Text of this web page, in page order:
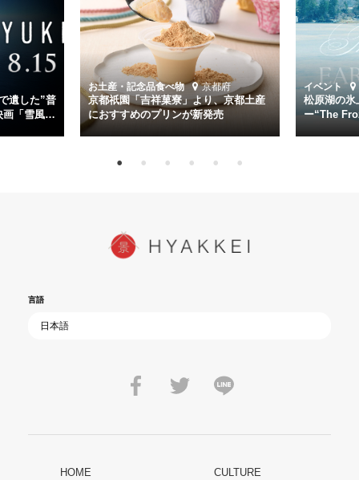
など実力派俳優が共演。そして戦艦大和と運命を共にした帝国海軍・
第二艦隊司令長官、伊藤整一を中井貴一が圧倒的な存在感で演じ切
る。
時代が再び、分断と暴力に揺れる現代。本作は「同じ過ちを繰り返す
道を歩んではいないか」と、彼らが命をかけて守りたいと願っ
た”今”を生きる私達に問いかける。戦後80年、戦争の記憶が薄れゆく
今だからこそ、尊い平和の価値を未来に繋ぐ作品『雪風 YUKIKAZE』
を多くの方にご覧いただきたい。
遺した”普
画「雪風
お土産・記念品食べ物 京都府
京都祇園「吉祥菓寮」より、京都土産
におすすめのプリンが新発売
イベント
松原湖の氷
ー“The
言語
HOME CULTURE